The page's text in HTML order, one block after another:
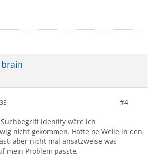
#4
identity wäre ich
nicht gekommen. Hatte ne Weile in den
aber nicht mal ansatzweise was
mein Problem passte.